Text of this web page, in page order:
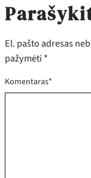
El. pašto adresas
pažymėti *
Komentaras*